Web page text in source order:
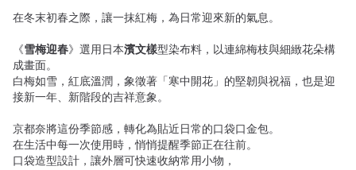
在冬末初春之際，讓一抹紅梅，為日常迎來新的氣息。
《雪梅迎春》選用日本濱文樣型染布料，以連綿梅枝與細緻花朵構
成畫面。
白梅如雪，紅底溫潤，象徵著「寒中開花」的堅韌與祝福，也是迎
接新一年、新階段的吉祥意象。
京都奈將這份季節感，轉化為貼近日常的口袋口金包。
在生活中每一次使用時，悄悄提醒季節正在往前。
口袋造型設計，讓外層可快速收納常用小物，